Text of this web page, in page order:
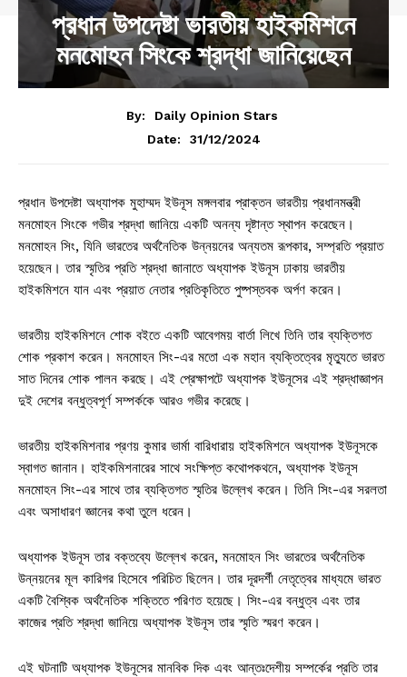
প্রধান উপদেষ্টা ভারতীয় হাইকমিশনে
মনমোহন সিংকে শ্রদ্ধা জানিয়েছেন
By:
Daily Opinion Stars
Date:
31/12/2024
প্রধান উপদেষ্টা অধ্যাপক মুহাম্মদ ইউনূস মঙ্গলবার প্রাক্তন ভারতীয় প্রধানমন্ত্রী
মনমোহন সিংকে গভীর শ্রদ্ধা জানিয়ে একটি অনন্য দৃষ্টান্ত স্থাপন করেছেন।
মনমোহন সিং, যিনি ভারতের অর্থনৈতিক উন্নয়নের অন্যতম রূপকার, সম্প্রতি প্রয়াত
হয়েছেন। তার স্মৃতির প্রতি শ্রদ্ধা জানাতে অধ্যাপক ইউনূস ঢাকায় ভারতীয়
হাইকমিশনে যান এবং প্রয়াত নেতার প্রতিকৃতিতে পুষ্পস্তবক অর্পণ করেন।
ভারতীয় হাইকমিশনে শোক বইতে একটি আবেগময় বার্তা লিখে তিনি তার ব্যক্তিগত
শোক প্রকাশ করেন। মনমোহন সিং-এর মতো এক মহান ব্যক্তিত্বের মৃত্যুতে ভারত
সাত দিনের শোক পালন করছে। এই প্রেক্ষাপটে অধ্যাপক ইউনূসের এই শ্রদ্ধাজ্ঞাপন
দুই দেশের বন্ধুত্বপূর্ণ সম্পর্ককে আরও গভীর করেছে।
ভারতীয় হাইকমিশনার প্রণয় কুমার ভার্মা বারিধারায় হাইকমিশনে অধ্যাপক ইউনূসকে
স্বাগত জানান। হাইকমিশনারের সাথে সংক্ষিপ্ত কথোপকথনে, অধ্যাপক ইউনূস
মনমোহন সিং-এর সাথে তার ব্যক্তিগত স্মৃতির উল্লেখ করেন। তিনি সিং-এর সরলতা
এবং অসাধারণ জ্ঞানের কথা তুলে ধরেন।
অধ্যাপক ইউনূস তার বক্তব্যে উল্লেখ করেন, মনমোহন সিং ভারতের অর্থনৈতিক
উন্নয়নের মূল কারিগর হিসেবে পরিচিত ছিলেন। তার দূরদর্শী নেতৃত্বের মাধ্যমে ভারত
একটি বৈশ্বিক অর্থনৈতিক শক্তিতে পরিণত হয়েছে। সিং-এর বন্ধুত্ব এবং তার
কাজের প্রতি শ্রদ্ধা জানিয়ে অধ্যাপক ইউনূস তার স্মৃতি স্মরণ করেন।
এই ঘটনাটি অধ্যাপক ইউনূসের মানবিক দিক এবং আন্তঃদেশীয় সম্পর্কের প্রতি তার